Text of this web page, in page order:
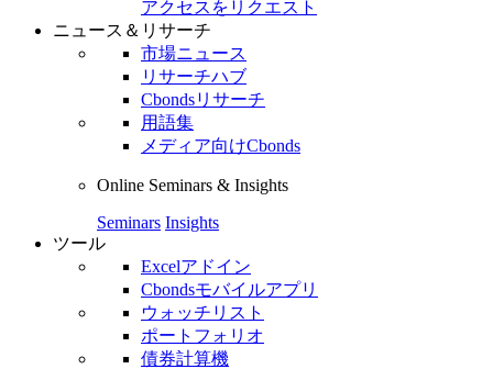
アクセスをリクエスト
ニュース＆リサーチ
市場ニュース
リサーチハブ
Cbondsリサーチ
用語集
メディア向けCbonds
Online Seminars & Insights
Seminars Insights
ツール
Excelアドイン
Cbondsモバイルアプリ
ウォッチリスト
ポートフォリオ
債券計算機